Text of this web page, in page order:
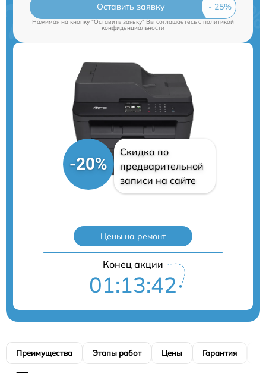
Оставить заявку
Нажимая на кнопку "Оставить заявку" Вы соглашаетесь cполитикой
конфиденциальности
-20%
Скидка по
предварительной
записи на сайте
Цены на ремонт
Конец акции
01:13:40
Преимущества Этапы работ Цены Гарантия